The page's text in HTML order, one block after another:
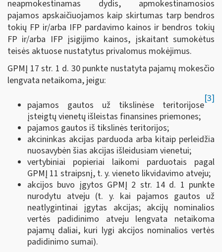
neapmokestinamas dydis, apmokestinamosios
pajamos apskaičiuojamos kaip skirtumas tarp bendros
tokių FP ir/arba IFP pardavimo kainos ir bendros tokių
FP ir/arba IFP įsigijimo kainos, įskaitant sumokėtus
teisės aktuose nustatytus privalomus mokėjimus.
GPMĮ 17 str. 1 d. 30 punkte nustatyta pajamų mokesčio
lengvata netaikoma, jeigu:
pajamos gautos už tikslinėse teritorijose
[3]
įsteigtų vienetų išleistas finansines priemones;
pajamos gautos iš tikslinės teritorijos;
akcininkas akcijas parduoda arba kitaip perleidžia
nuosavybėn šias akcijas išleidusiam vienetui;
vertybiniai popieriai laikomi parduotais pagal
GPMĮ 11 straipsnį, t. y. vieneto likvidavimo atveju;
akcijos buvo įgytos GPMĮ 2 str. 14 d. 1 punkte
nurodytu atveju (t. y. kai pajamos gautos už
neatlygintinai įgytas akcijas; akcijų nominalios
vertės padidinimo atveju lengvata netaikoma
pajamų daliai, kuri lygi akcijos nominalios vertės
padidinimo sumai).